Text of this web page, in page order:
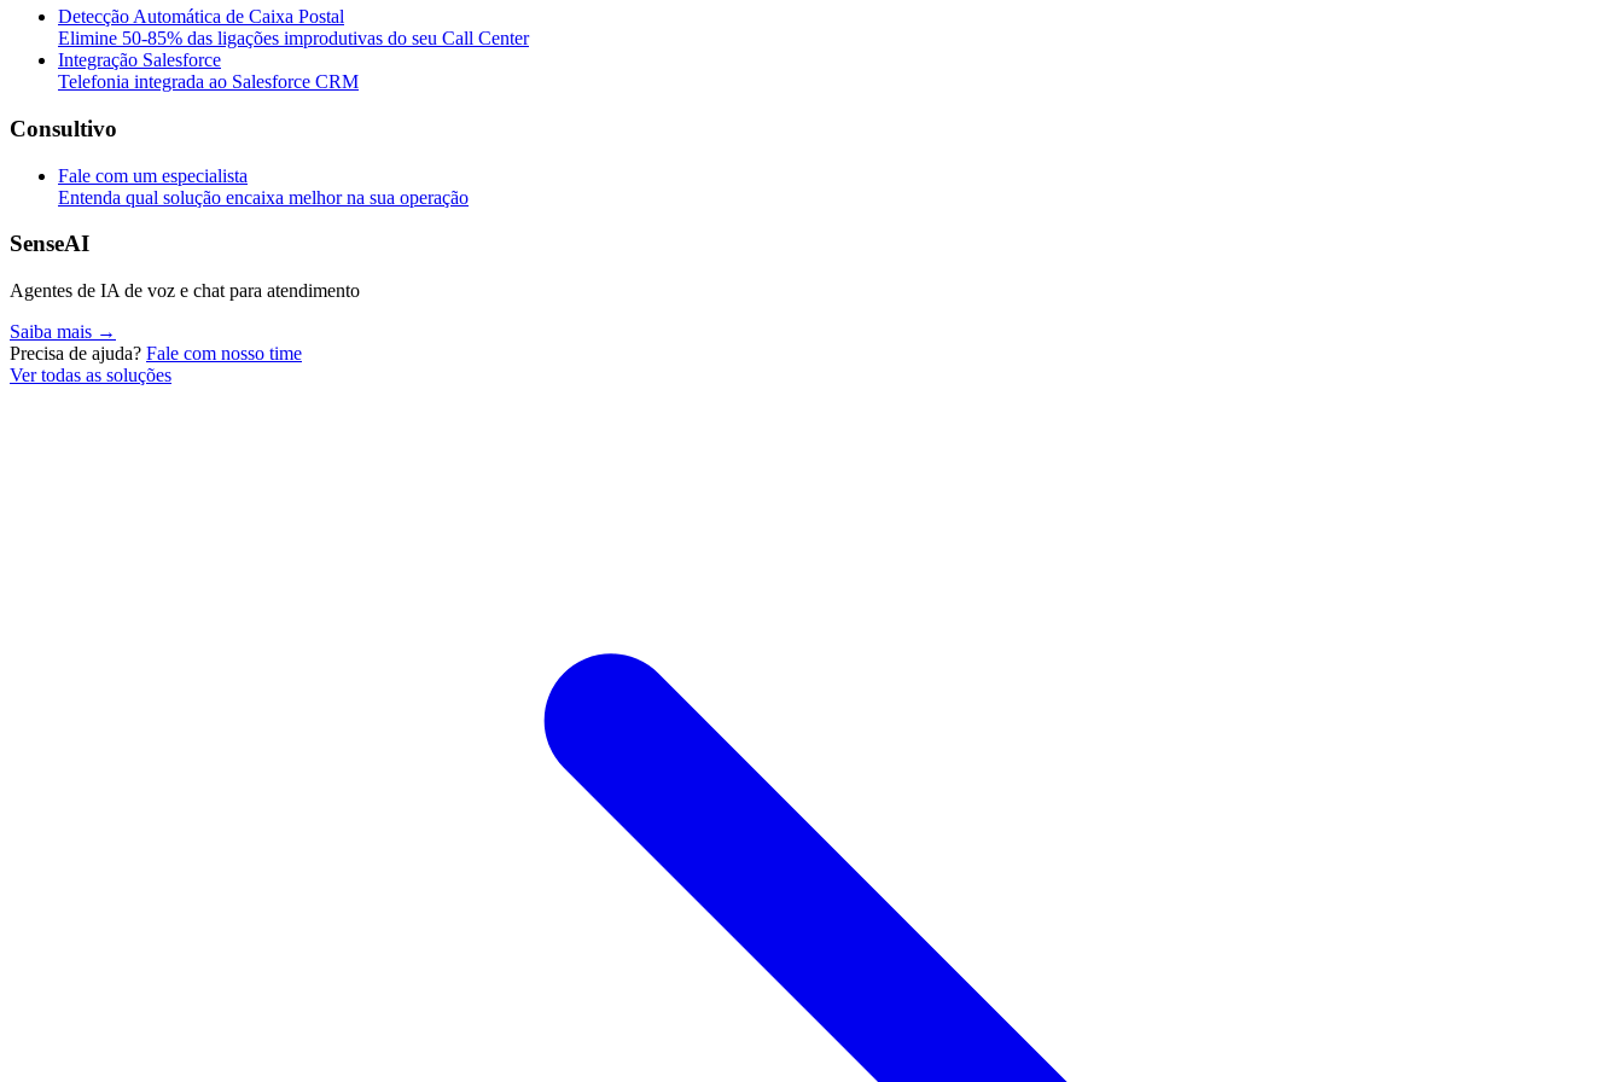
Detecção Automática de Caixa Postal
Elimine 50-85% das ligações improdutivas do seu Call Center
Integração Salesforce
Telefonia integrada ao Salesforce CRM
Consultivo
Fale com um especialista
Entenda qual solução encaixa melhor na sua operação
SenseAI
Agentes de IA de voz e chat para atendimento
Saiba mais →
Precisa de ajuda? Fale com nosso time
Ver todas as soluções